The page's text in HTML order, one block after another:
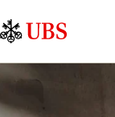
Links
Area